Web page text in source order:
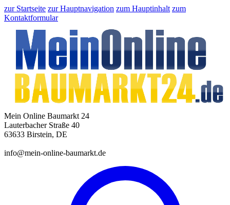
zur Startseite zur Hauptnavigation zum Hauptinhalt zum
Kontaktformular
Mein Online Baumarkt 24
Lauterbacher Straße 40
63633 Birstein, DE
info@mein-online-baumarkt.de